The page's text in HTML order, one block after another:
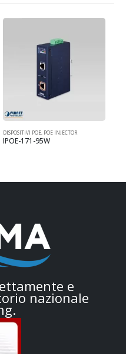
DISPOSITIVI POE POE INJECTOR
IPOE-171-95W
e
nazionale